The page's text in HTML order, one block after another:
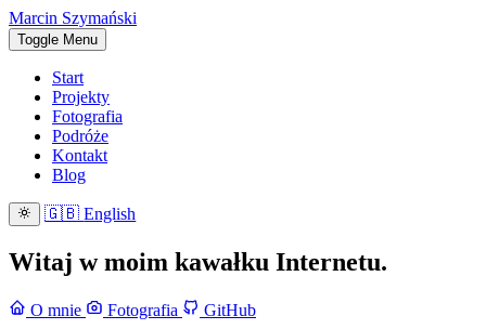
Marcin Szymański
Toggle Menu
Start
Projekty
Fotografia
Podróże
Kontakt
Blog
🇬🇧English
Witaj w moim kawałku Internetu.
O mnie Fotografia GitHub